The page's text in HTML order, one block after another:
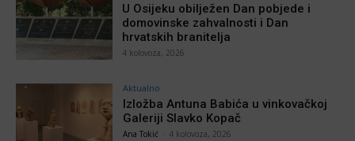
U Osijeku obilježen Dan pobjede i
domovinske zahvalnosti i Dan
hrvatskih branitelja
4 kolovoza, 2026
Aktualno
Izložba Antuna Babića u vinkovačkoj
Galeriji Slavko Kopač
Ana Tokić 4 kolovoza, 2026